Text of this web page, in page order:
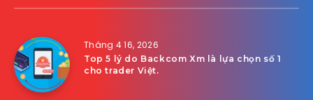
Tháng 4 16, 2026
Top 5 lý do Backcom Xm là lựa chọn số 1
cho trader Việt.